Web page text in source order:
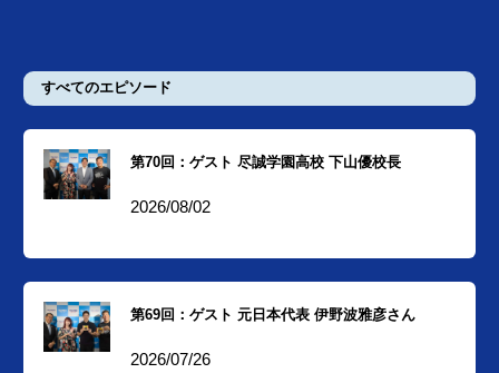
すべてのエピソード
第70回：ゲスト 尽誠学園高校 下山優校長
2026/08/02
第69回：ゲスト 元日本代表 伊野波雅彦さん
2026/07/26